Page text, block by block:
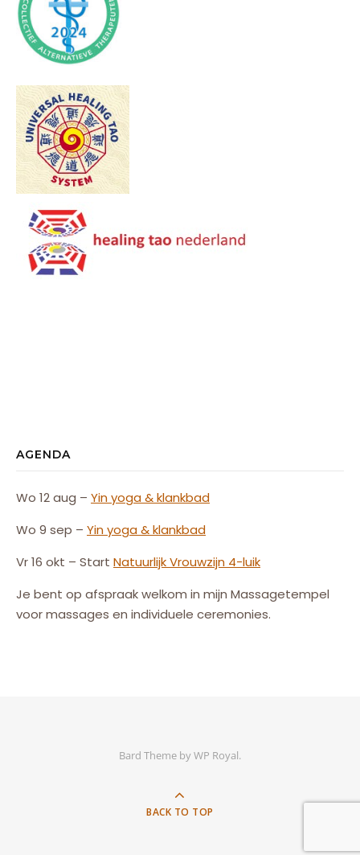
AGENDA
Wo 12 aug – Yin yoga & klankbad
Wo 9 sep – Yin yoga & klankbad
Vr 16 okt – Start NatuurlijkVrouwzijn 4-luik
Je bent op afspraak welkom in mijn Massagetempel
voor massages en individuele ceremonies.
Bard Theme byWP Royal.
BACK TO TOP